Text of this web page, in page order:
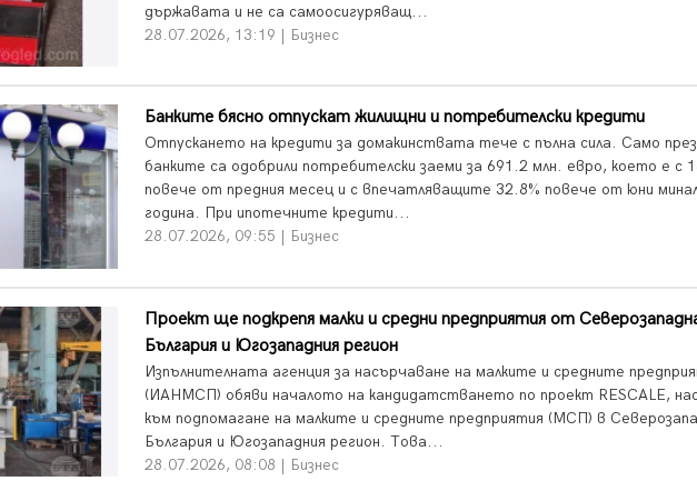
държавата и не са самоосигуряващ...
28.07.2026, 13:19 | Бизнес
Банките бясно отпускат жилищни и потребителски кредити
Отпускането на кредити за домакинствата тече с пълна сила. Само
банките са одобрили потребителски заеми за 691.2 млн. евро, което е с
повече от предния месец и с впечатляващите 32.8% повече от юни
година. При ипотечните кредити...
28.07.2026, 09:55 | Бизнес
Проект ще подкрепя малки и средни предприятия от
България и Югозападния регион
Изпълнителната агенция за насърчаване на малките и средните
(ИАНМСП) обяви началото на кандидатстването по проект RESCALE,
към подпомагане на малките и средните предприятия (МСП) в
България и Югозападния регион. Това...
28.07.2026, 08:08 | Бизнес